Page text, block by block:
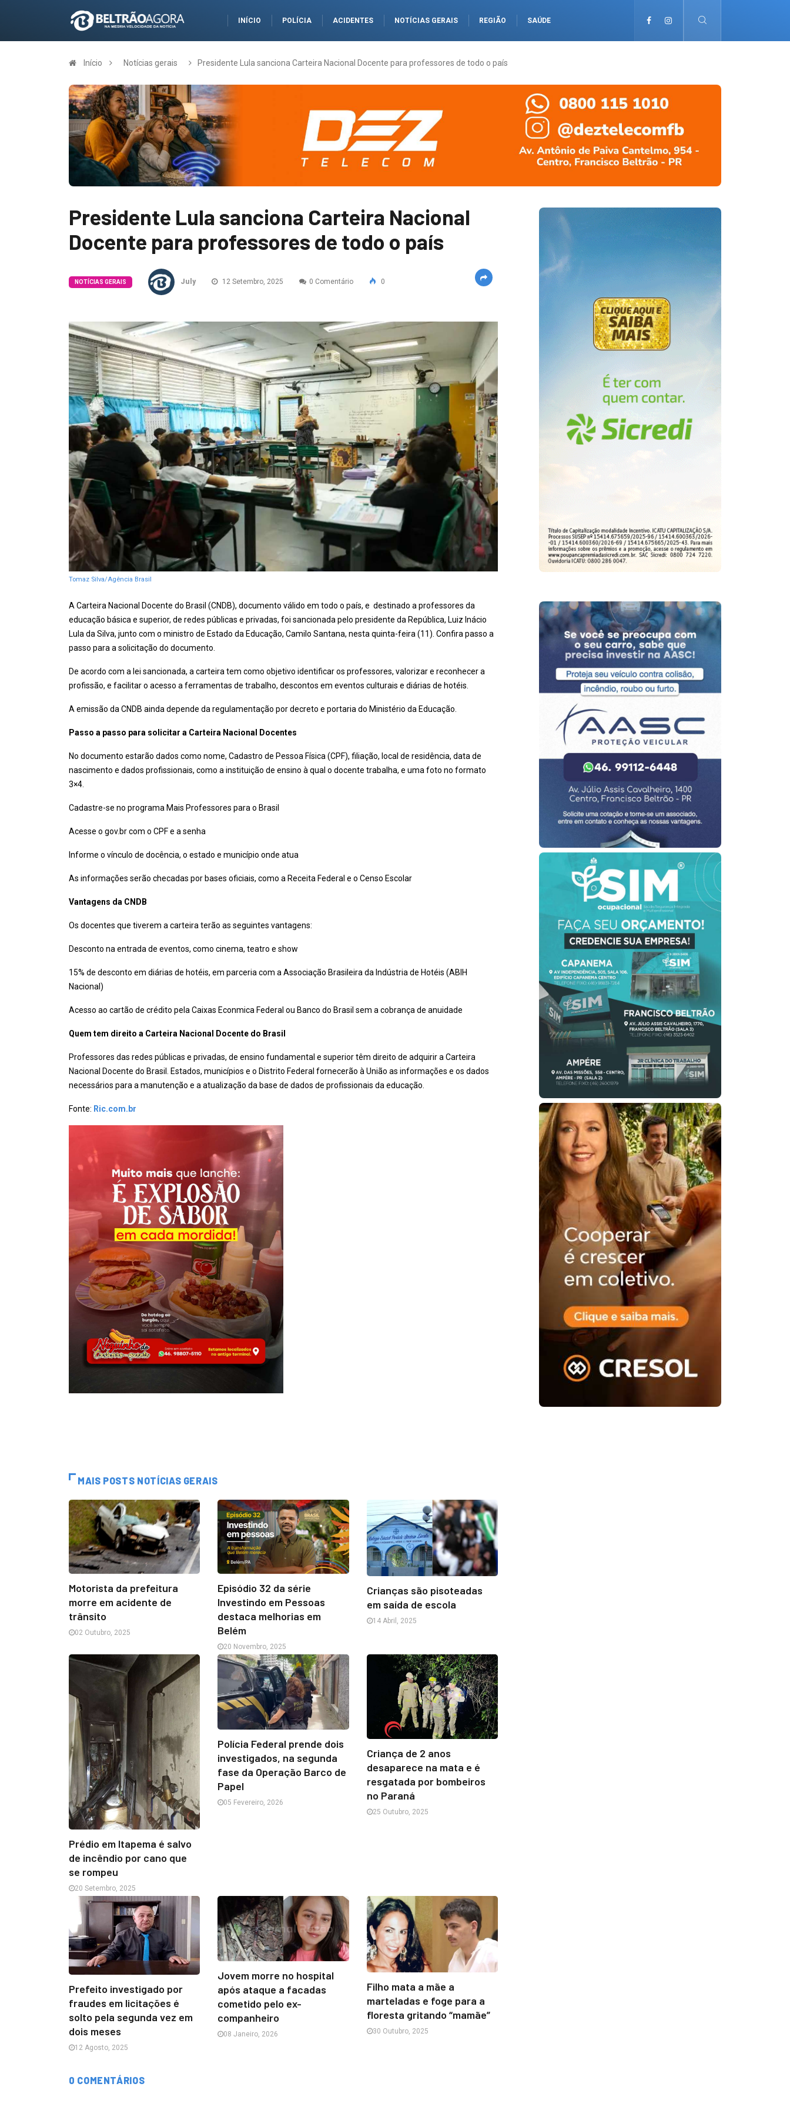
INÍCIO POLÍCIA ACIDENTES NOTÍCIAS GERAIS REGIÃO SAÚDE
Início Notícias gerais Presidente Lula sanciona Carteira Nacional Docente para professores de todo o país
Presidente Lula sanciona Carteira Nacional
Docente para professores de todo o país
NOTÍCIAS GERAIS July 12 Setembro, 2025 0 Comentário 0
Tomaz Silva/Agência Brasil
A Carteira Nacional Docente do Brasil (CNDB), documento válido em todo o país, e destinado a professores da
educação básica e superior, de redes públicas e privadas, foi sancionada pelo presidente da República, Luiz Inácio
Lula da Silva, junto com o ministro de Estado da Educação, Camilo Santana, nesta quinta-feira (11). Confira passo a
passo para a solicitação do documento.
De acordo com a lei sancionada, a carteira tem como objetivo identificar os professores, valorizar e reconhecer a
profissão, e facilitar o acesso a ferramentas de trabalho, descontos em eventos culturais e diárias de hotéis.
A emissão da CNDB ainda depende da regulamentação por decreto e portaria do Ministério da Educação.
Passo a passo para solicitar a Carteira Nacional Docentes
No documento estarão dados como nome, Cadastro de Pessoa Física (CPF), filiação, local de residência, data de
nascimento e dados profissionais, como a instituição de ensino à qual o docente trabalha, e uma foto no formato
3×4.
Cadastre-se no programa Mais Professores para o Brasil
Acesse o gov.br com o CPF e a senha
Informe o vínculo de docência, o estado e município onde atua
As informações serão checadas por bases oficiais, como a Receita Federal e o Censo Escolar
Vantagens da CNDB
Os docentes que tiverem a carteira terão as seguintes vantagens:
Desconto na entrada de eventos, como cinema, teatro e show
15% de desconto em diárias de hotéis, em parceria com a Associação Brasileira da Indústria de Hotéis (ABIH
Nacional)
Acesso ao cartão de crédito pela Caixas Econmica Federal ou Banco do Brasil sem a cobrança de anuidade
Quem tem direito a Carteira Nacional Docente do Brasil
Professores das redes públicas e privadas, de ensino fundamental e superior têm direito de adquirir a Carteira
Nacional Docente do Brasil. Estados, municípios e o Distrito Federal fornecerão à União as informações e os dados
necessários para a manutenção e a atualização da base de dados de profissionais da educação.
Fonte: Ric.com.br
MAIS POSTS NOTÍCIAS GERAIS
Motorista da prefeitura
morre em acidente de
trânsito
02 Outubro, 2025
Episódio 32 da série
Investindo em Pessoas
destaca melhorias em
Belém
20 Novembro, 2025
Crianças são pisoteadas
em saída de escola
14 Abril, 2025
Prédio em Itapema é salvo
de incêndio por cano que
se rompeu
20 Setembro, 2025
Polícia Federal prende dois
investigados, na segunda
fase da Operação Barco de
Papel
05 Fevereiro, 2026
Criança de 2 anos
desaparece na mata e é
resgatada por bombeiros
no Paraná
25 Outubro, 2025
Prefeito investigado por
fraudes em licitações é
solto pela segunda vez em
dois meses
12 Agosto, 2025
Jovem morre no hospital
após ataque a facadas
cometido pelo ex-
companheiro
08 Janeiro, 2026
Filho mata a mãe a
marteladas e foge para a
floresta gritando “mamãe”
30 Outubro, 2025
0 COMENTÁRIOS